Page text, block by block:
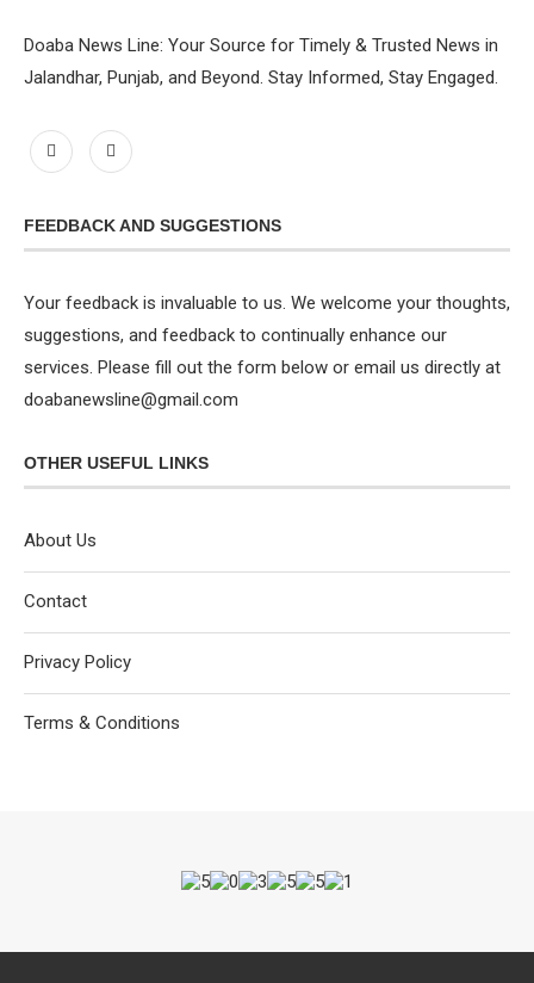
Doaba News Line: Your Source for Timely & Trusted News in
Jalandhar, Punjab, and Beyond. Stay Informed, Stay Engaged.
FEEDBACK AND SUGGESTIONS
Your feedback is invaluable to us. We welcome your thoughts,
suggestions, and feedback to continually enhance our
services. Please fill out the form below or email us directly at
doabanewsline@gmail.com
OTHER USEFUL LINKS
About Us
Contact
Privacy Policy
Terms & Conditions